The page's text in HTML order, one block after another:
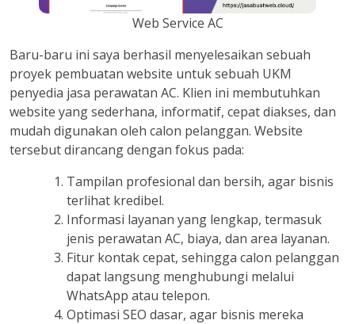
Web Service AC
Baru-baru ini saya berhasil menyelesaikan sebuah
proyek pembuatan website untuk sebuah UKM
penyedia jasa perawatan AC. Klien ini membutuhkan
website yang sederhana, informatif, cepat diakses, dan
mudah digunakan oleh calon pelanggan. Website
tersebut dirancang dengan fokus pada:
Tampilan profesional dan bersih, agar bisnis
terlihat kredibel.
Informasi layanan yang lengkap, termasuk
jenis perawatan AC, biaya, dan area layanan.
Fitur kontak cepat, sehingga calon pelanggan
dapat langsung menghubungi melalui
WhatsApp atau telepon.
Optimasi SEO dasar, agar bisnis mereka